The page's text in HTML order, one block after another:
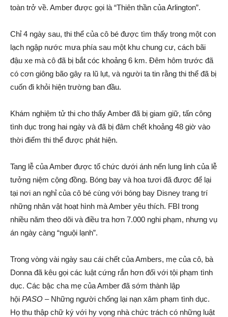
toàn trở về. Amber được gọi là “Thiên thần của Arlington”.
Chỉ 4 ngày sau, thi thể của cô bé được tìm thấy trong một con
lạch ngập nước mưa phía sau một khu chung cư, cách bãi
đậu xe mà cô đã bị bắt cóc khoảng 6 km. Đêm hôm trước đã
có cơn giông bão gây ra lũ lụt, và người ta tin rằng thi thể đã bị
cuốn đi khỏi hiện trường ban đầu.
Khám nghiệm tử thi cho thấy Amber đã bị giam giữ, tấn công
tình dục trong hai ngày và đã bị đâm chết khoảng 48 giờ vào
thời điểm thi thể được phát hiện.
Tang lễ của Amber được tổ chức dưới ánh nến lung linh của lễ
tưởng niệm cộng đồng. Bóng bay và hoa tươi đã được để lại
tại nơi an nghỉ của cô bé cùng với bóng bay Disney trang trí
những nhân vật hoạt hình mà Amber yêu thích. FBI trong
nhiều năm theo dõi và điều tra hơn 7.000 nghi phạm, nhưng vụ
án ngày càng “nguội lạnh”.
Trong vòng vài ngày sau cái chết của Ambers, mẹ của cô, bà
Donna đã kêu gọi các luật cứng rắn hơn đối với tội phạm tình
dục. Các bậc cha mẹ của Amber đã sớm thành lập
hội PASO – Những người chống lại nạn xâm phạm tình dục.
Họ thu thập chữ ký với hy vọng nhà chức trách có những luật